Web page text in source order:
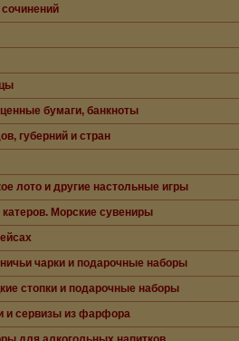
бумаги, банкноты
губерний и стран
лото и другие настольные игры
Морские сувениры
чарки и подарочные наборы
стопки и подарочные наборы
и сервизы из фарфора